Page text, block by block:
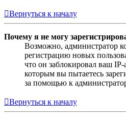
Вернуться к началу
Почему я не могу
Возможно, администратор
регистрацию новых
что он заблокировал ваш
которым вы пытаетесь
за помощью к
Вернуться к началу